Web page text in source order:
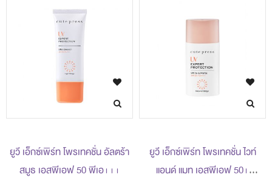
ยูวี เอ็กซ์เพิร์ท โพรเทคชั่น อัลตร้า
สมูธ เอสพีเอฟ 50 พีเอ+++
ยูวี เอ็กซ์เพิร์ท โพรเทคชั่น ไวท์
แอนด์ แมท เอสพีเอฟ 50+